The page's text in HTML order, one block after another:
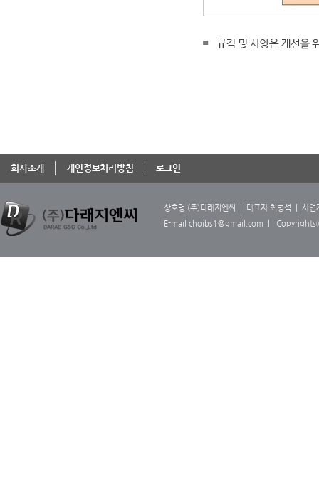
회사소개 개인정보처리방침 로그인
상호명 (주)다래지엔씨 | 대표자 최병석 |
E-mail choibs1@gmail.com |